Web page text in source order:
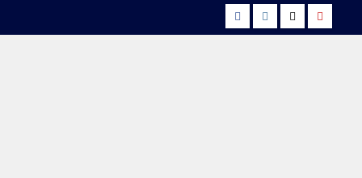
FacebookInstagram
Twitter